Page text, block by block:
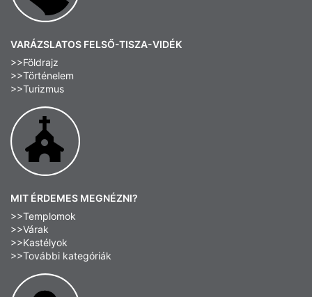
VARÁZSLATOS FELSŐ-TISZA-VIDÉK
>>Földrajz
>>Történelem
>>Turizmus
MIT ÉRDEMES MEGNÉZNI?
>>Templomok
>>Várak
>>Kastélyok
>>További kategóriák